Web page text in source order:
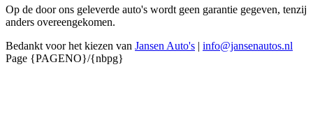
Op de door ons geleverde auto's wordt geen garantie gegeven, tenzij
anders overeengekomen.
Bedankt voor het kiezen van Jansen Auto's | info@jansenautos.nl
Page {PAGENO}/{nbpg}